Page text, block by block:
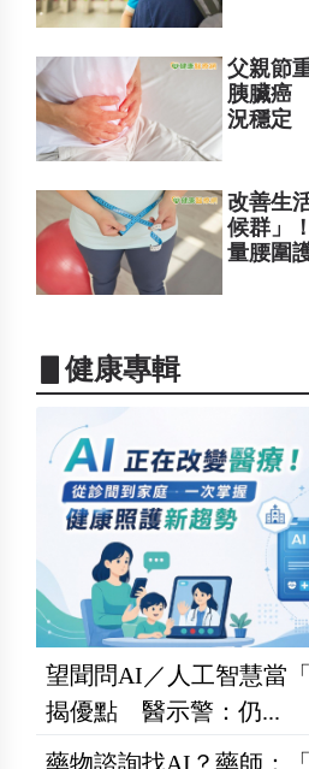
父親節
胰臟癌
況穩定
改善生
候群」
量腰圍
▋健康專輯
望聞問AI／人工智慧當
揭優點 醫示警：仍...
藥物諮詢找AI？藥師：